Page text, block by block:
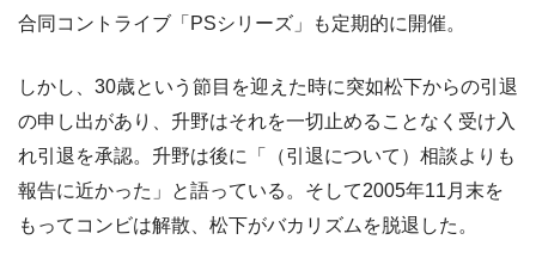
合同コントライブ「PSシリーズ」も定期的に開催。
しかし、30歳という節目を迎えた時に突如松下からの引退
の申し出があり、升野はそれを一切止めることなく受け入
れ引退を承認。升野は後に「（引退について）相談よりも
報告に近かった」と語っている。そして2005年11月末を
もってコンビは解散、松下がバカリズムを脱退した。